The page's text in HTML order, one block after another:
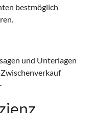
bestmöglich
und Unterlagen